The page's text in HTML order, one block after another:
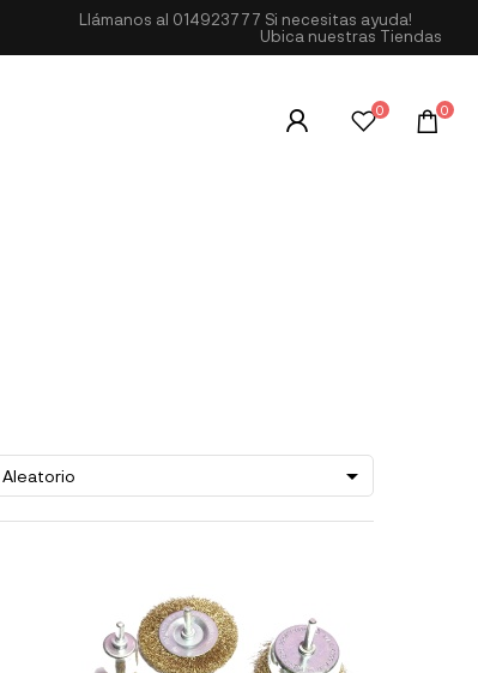
Llámanos al 014923777 Si necesitas ayuda!
Ubica nuestras Tiendas
0 0
Aleatorio 